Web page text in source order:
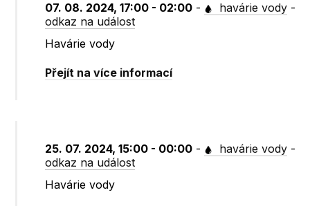
07. 08. 2024, 17:00 - 02:00 - havárie vody -
odkaz na událost
Havárie vody
Přejít na více informací
25. 07. 2024, 15:00 - 00:00 - havárie vody -
odkaz na událost
Havárie vody